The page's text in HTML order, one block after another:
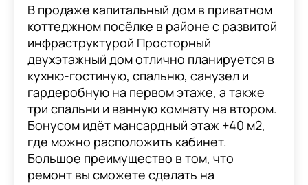
В продаже капитальный дом в приватном
коттеджном посёлке в районе с развитой
инфраструктурой Просторный
двухэтажный дом отлично планируется в
кухню-гостиную, спальню, санузел и
гардеробную на первом этаже, а также
три спальни и ванную комнату на втором.
Бонусом идёт мансардный этаж +40 м2,
где можно расположить кабинет.
Большое преимущество в том, что
ремонт вы сможете сделать на